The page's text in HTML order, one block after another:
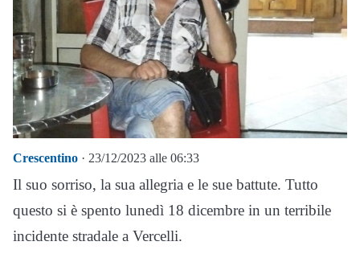
Crescentino · 23/12/2023 alle 06:33
Il suo sorriso, la sua allegria e le sue battute. Tutto
questo si è spento lunedì 18 dicembre in un terribile
incidente stradale a Vercelli.